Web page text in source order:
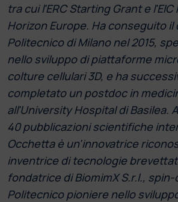
tra cui l'ERC Starting Grant e
Horizon Europe. Ha conseguito
Politecnico di Milano nel 2015,
nello sviluppo di piattaforme
colture cellulari 3D, e ha
completato un postdoc in
all'University Hospital di Basilea.
40 pubblicazioni scientifiche
Occhetta è un'innovatrice
inventrice di tecnologie
fondatrice di BiomimX S.r.l.,
Politecnico pioniere nello